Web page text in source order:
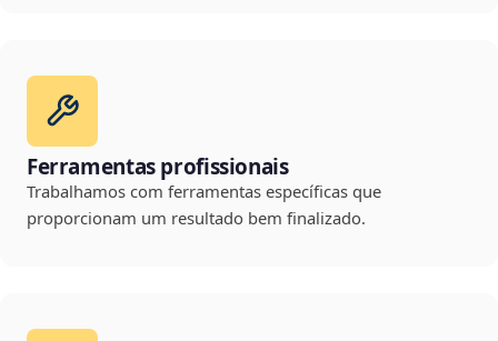
Ferramentas profissionais
Trabalhamos com ferramentas específicas que
proporcionam um resultado bem finalizado.